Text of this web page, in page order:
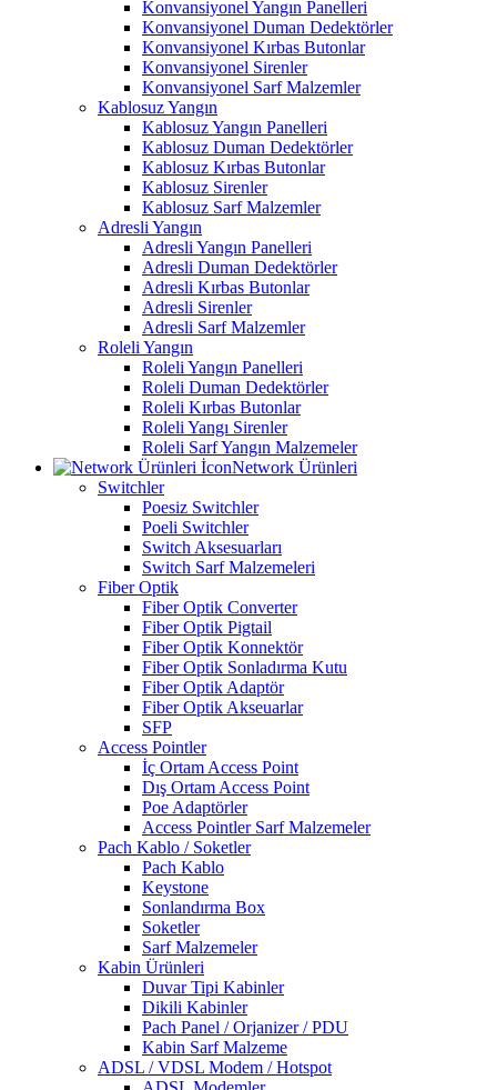
Konvansiyonel Yangın Panelleri
Konvansiyonel Duman Dedektörler
Konvansiyonel Kırbas Butonlar
Konvansiyonel Sirenler
Konvansiyonel Sarf Malzemler
Kablosuz Yangın
Kablosuz Yangın Panelleri
Kablosuz Duman Dedektörler
Kablosuz Kırbas Butonlar
Kablosuz Sirenler
Kablosuz Sarf Malzemler
Adresli Yangın
Adresli Yangın Panelleri
Adresli Duman Dedektörler
Adresli Kırbas Butonlar
Adresli Sirenler
Adresli Sarf Malzemler
Roleli Yangın
Roleli Yangın Panelleri
Roleli Duman Dedektörler
Roleli Kırbas Butonlar
Roleli Yangı Sirenler
Roleli Sarf Yangın Malzemeler
Network Ürünleri
Switchler
Poesiz Switchler
Poeli Switchler
Switch Aksesuarları
Switch Sarf Malzemeleri
Fiber Optik
Fiber Optik Converter
Fiber Optik Pigtail
Fiber Optik Konnektör
Fiber Optik Sonladırma Kutu
Fiber Optik Adaptör
Fiber Optik Akseuarlar
SFP
Access Pointler
İç Ortam Access Point
Dış Ortam Access Point
Poe Adaptörler
Access Pointler Sarf Malzemeler
Pach Kablo / Soketler
Pach Kablo
Keystone
Sonlandırma Box
Soketler
Sarf Malzemeler
Kabin Ürünleri
Duvar Tipi Kabinler
Dikili Kabinler
Pach Panel / Orjanizer / PDU
Kabin Sarf Malzeme
ADSL / VDSL Modem / Hotspot